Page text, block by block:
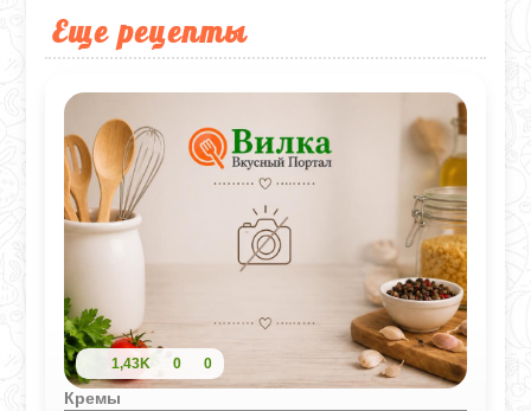
Еще рецепты
1,43K 0 0
Кремы